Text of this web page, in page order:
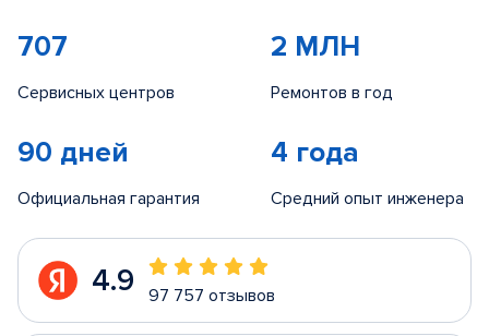
707
Сервисных центров
2 МЛН
Ремонтов в год
90 дней
Официальная гарантия
4 года
Средний опыт инженера
4.9 97 757 отзывов